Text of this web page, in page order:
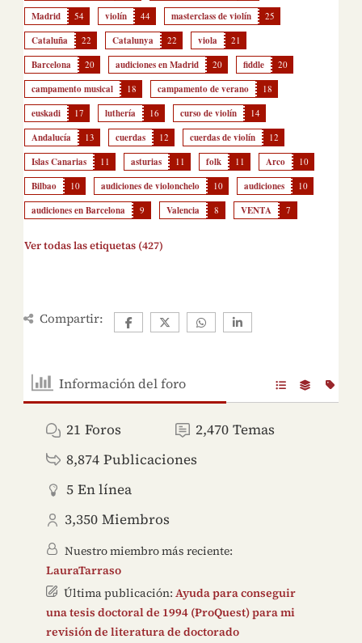
Madrid 54 violín 44 masterclass de violín 25
Cataluña 22 Catalunya 22 viola 21
Barcelona 20 audiciones en Madrid 20 fiddle 20
campamento musical 18 campamento de verano 18
euskadi 17 luthería 16 curso de violín 14
Andalucía 13 cuerdas 12 cuerdas de violín 12
Islas Canarias 11 asturias 11 folk 11 Arco 10
Bilbao 10 audiciones de violonchelo 10 audiciones 10
audiciones en Barcelona 9 Valencia 8 VENTA 7
Ver todas las etiquetas (427)
Compartir:
Información del foro
21 Foros 2,470 Temas
8,874 Publicaciones
5 En línea
3,350 Miembros
Nuestro miembro más reciente:
LauraTarraso
Última publicación: Ayuda para conseguir
una tesis doctoral de 1994 (ProQuest) para mi
revisión de literatura de doctorado